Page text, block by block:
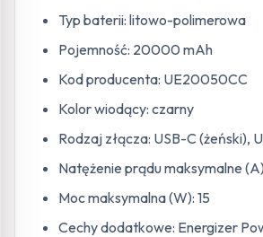
Typ baterii: litowo-polimerowa
Pojemność: 20000 mAh
Kod producenta: UE20050CC
Kolor wiodący: czarny
Rodzaj złącza: USB-C (żeński),
Natężenie prądu maksymalne
Moc maksymalna (W): 15
Cechy dodatkowe: Energizer